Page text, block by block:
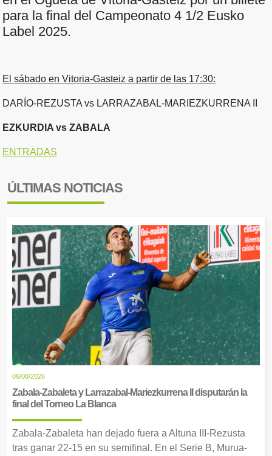
para la final del Campeonato 4 1/2 Eusko
Label 2025.
El sábado en Vitoria-Gasteiz a partir de las 17:30:
DARÍO-REZUSTA vs LARRAZABAL-MARIEZKURRENA II
EZKURDIA vs ZABALA
ENTRADAS
ÚLTIMAS NOTICIAS
06/08/2026
Zabala-Zabaleta y Larrazabal-Mariezkurrena II disputarán la
final del Torneo La Blanca
Zabala-Zabaleta han dejado fuera a Altuna III-Rezusta
tras ganar 22-15 en su semifinal. En el Serie B, Murua-